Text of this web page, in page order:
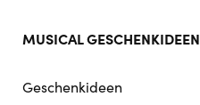
MUSICAL GESCHENKIDEEN
Geschenkideen